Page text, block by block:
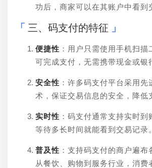
功后，商家可以在其账户中看到
三、码支付的特征
便捷性 ：用户只需使用手机扫描
可完成支付，无需携带现金或银
安全性 ：许多码支付平台采用先
术，保证交易信息的安全，降低
实时性 ：码支付通常支持实时到
等待多长时间就能看到交易记录。
普及性 ：支持码支付的商户遍布
从餐饮、购物到服务行业，消费